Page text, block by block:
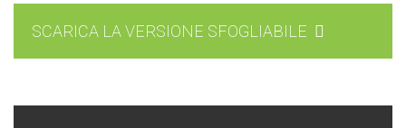
SCARICA LA VERSIONE SFOGLIABILE